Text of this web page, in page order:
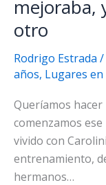
mejoraba,
otro
Rodrigo Estrada
años, Lugares
Queríamos
comenzamos
vivido con
entrenamiento,
hermanos…